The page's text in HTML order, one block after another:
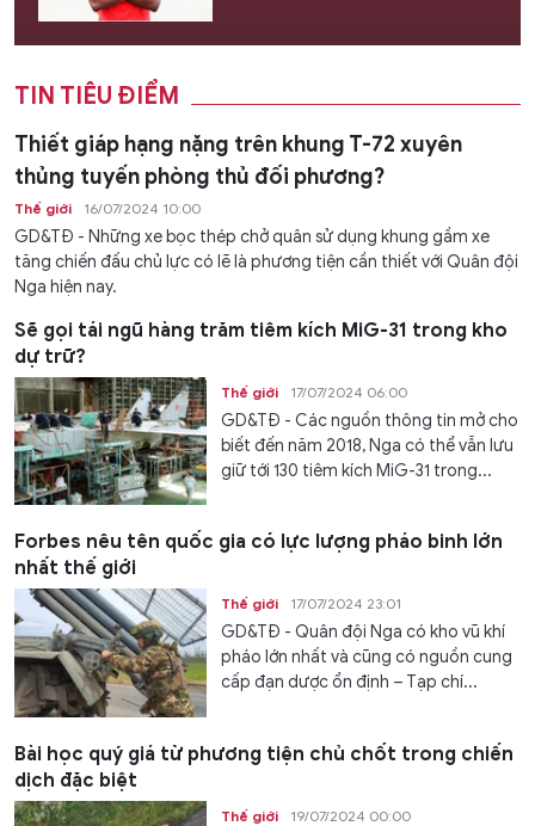
TIN TIÊU ĐIỂM
Thiết giáp hạng nặng trên khung T-72 xuyên
thủng tuyến phòng thủ đối phương?
Thế giới 16/07/2024 10:00
GD&TĐ - Những xe bọc thép chở quân sử dụng khung gầm xe
tăng chiến đấu chủ lực có lẽ là phương tiện cần thiết với Quân đội
Nga hiện nay.
Sẽ gọi tái ngũ hàng trăm tiêm kích MiG-31 trong kho
dự trữ?
Thế giới 17/07/2024 06:00
GD&TĐ - Các nguồn thông tin mở cho
biết đến năm 2018, Nga có thể vẫn lưu
giữ tới 130 tiêm kích MiG-31 trong...
Forbes nêu tên quốc gia có lực lượng pháo binh lớn
nhất thế giới
Thế giới 17/07/2024 23:01
GD&TĐ - Quân đội Nga có kho vũ khí
pháo lớn nhất và cũng có nguồn cung
cấp đạn dược ổn định – Tạp chí...
Bài học quý giá từ phương tiện chủ chốt trong chiến
dịch đặc biệt
Thế giới 19/07/2024 00:00